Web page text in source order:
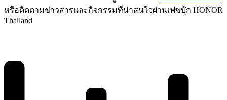
หรือติดตามข่าวสารและกิจกรรมที่น่าสนใจผ่านเฟซบุ๊ก HONOR
Thailand